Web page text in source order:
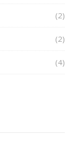
(2)
(2)
(4)